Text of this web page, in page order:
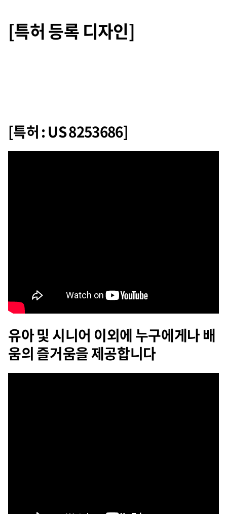
[특허 등록 디자인]
[특허 : US 8253686]
유아 및 시니어 이외에 누구에게나 배
움의 즐거움을 제공합니다